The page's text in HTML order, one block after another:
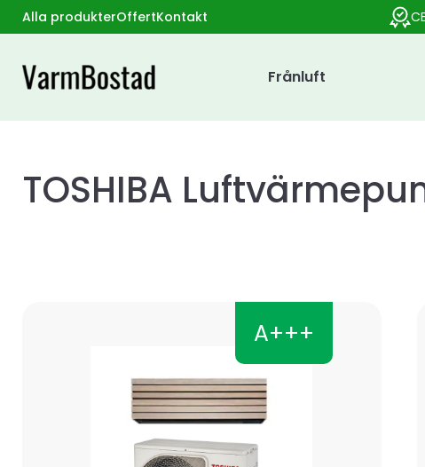
Alla produkterOffertKontakt
Frånluft
TOSHIBA
A+++